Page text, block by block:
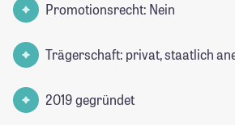
Promotionsrecht: Nein
Trägerschaft: privat, staatlich
2019 gegründet